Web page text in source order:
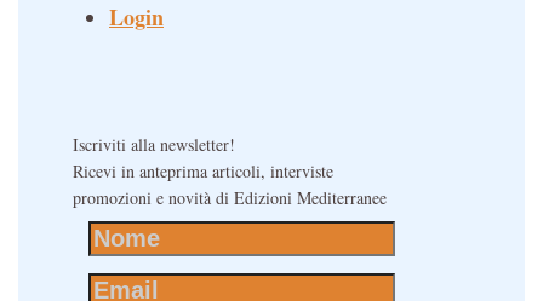
Login
Iscriviti alla newsletter!
Ricevi in anteprima articoli, interviste
promozioni e novità di Edizioni Mediterranee